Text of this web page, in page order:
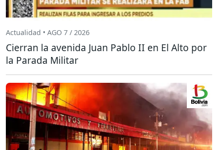
Actualidad • AGO 7 / 2026
Cierran la avenida Juan Pablo II en El Alto por
la Parada Militar